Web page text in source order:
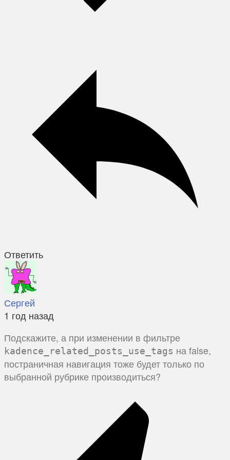
Ответить
Сергей
1 год назад
Подскажите, а при изменении в фильтре
kadence_related_posts_use_tags на false,
постраничная навигация тоже будет только по
выбранной рубрике производиться?